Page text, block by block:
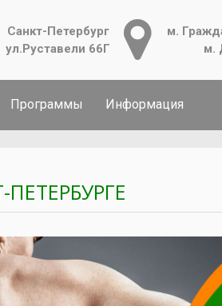
Санкт-Петербург
ул.Руставели 66Г
м.
м.
Программы Информация